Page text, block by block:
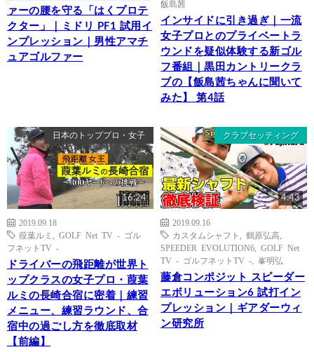
ァーの腰を守る「はくプロテ
クター」｜ミドリ PF1 試用イ
ンプレッション｜男性アマチ
ュアゴルファー
飯島茜
インサイドに引き過ぎ｜一流
女子プロとのプライベートラ
ウンドを疑似体験する新ゴル
フ番組｜黒田カントリークラ
ブの【飯島茜ちゃんに聞いて
みた】 第4話
日本のトッププロ・女子
16:24
2019.09.18
葭葉ルミ
GOLF Net TV - ゴル
フネットTV -
ドライバーの飛距離が世界ト
ップクラスの女子プロ・葭葉
ルミの長崎合宿に密着｜練習
メニュー、練習ラウンド、合
宿中の過ごし方を徹底取材
【前編】
クラブセッティング
4:43
2019.09.16
カスタムシャフト
鶴原弘高
SPEEDER EVOLUTION6
GOLF Net
TV - ゴルフネットTV -
峯明弘
藤倉コンポジット スピーダー
エボリューション6 試打イン
プレッション｜ギアダーウィ
ン研究所